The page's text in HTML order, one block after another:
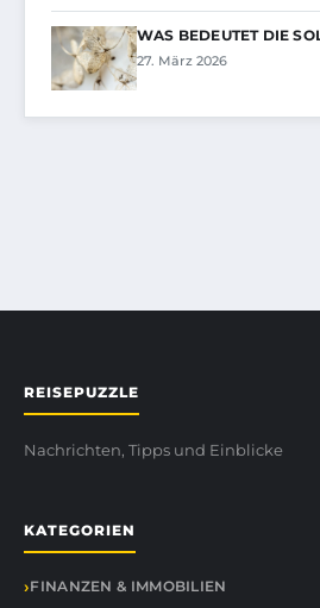
WAS BEDEUTET DIE
27. März 2026
REISEPUZZLE
Nachrichten, Tipps und Einblicke
KATEGORIEN
FINANZEN & IMMOBILIEN